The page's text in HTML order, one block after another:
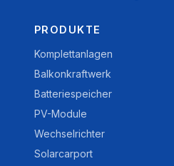
PRODUKTE
Komplettanlagen
Balkonkraftwerk
Batteriespeicher
PV-Module
Wechselrichter
Solarcarport